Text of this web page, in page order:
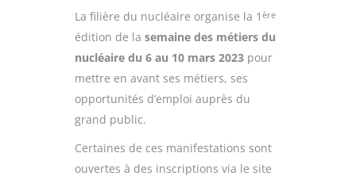
La filière du nucléaire organise la 1 ère
édition de la semaine des métiers du
nucléaire du 6 au 10 mars 2023 pour
mettre en avant ses métiers, ses
opportunités d’emploi auprès du
grand public.
Certaines de ces manifestations sont
ouvertes à des inscriptions via le site